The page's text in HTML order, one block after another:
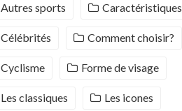
Autres sports Caractéristiques
Célébrités Comment choisir?
Cyclisme Forme de visage
Les classiques Les icones